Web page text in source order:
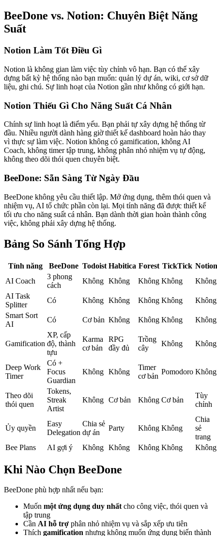
BeeDone vs. Notion: Chuyên Biệt Năng
Suất
Notion Làm Tốt Điều Gì
Notion là không gian làm việc tùy chỉnh vô hạn. Bạn có thể xây
dựng bất kỳ hệ thống nào bạn muốn: quản lý dự án, wiki, cơ sở dữ
liệu, ghi chú. Sự linh hoạt của Notion gần như không có giới hạn.
Notion Thiếu Gì Cho Năng Suất Cá Nhân
Chính sự linh hoạt là điểm yếu. Bạn phải tự xây dựng hệ thống từ
đầu. Nhiều người dành hàng giờ thiết kế dashboard hoàn hảo thay
vì thực sự làm việc. Notion không có gamification, không AI
Coach, không timer tập trung, không phân nhỏ nhiệm vụ tự động,
không theo dõi thói quen chuyên biệt.
BeeDone: Sẵn Sàng Từ Ngày Đầu
BeeDone không yêu cầu thiết lập. Mở ứng dụng, thêm thói quen và
nhiệm vụ, AI tổ chức phần còn lại. Mọi tính năng đã được thiết kế
tối ưu cho năng suất cá nhân. Bạn dành thời gian hoàn thành công
việc, không phải xây dựng hệ thống.
Bảng So Sánh Tổng Hợp
Tính năng BeeDone Todoist Habitica Forest TickTick Notion
AI Coach
3 phong
cách
Không Không Không Không
Không
AI Task
Splitter
Có Không Không Không Không
Không
Smart Sort
AI
Có Cơ bản Không Không Không Không
Gamification
XP, cấp
độ, thành
tựu
Karma
cơ bản
RPG
đầy đủ
Trồng
cây
Không Không
Deep Work
Timer
Có +
Focus
Guardian
Không Không
Timer
cơ bản
Pomodoro Không
Theo dõi
thói quen
Tokens,
Streak
Artist
Không Cơ bản Không Cơ bản
Tùy
chỉnh
Ủy quyền
Easy
Delegation
Chia sẻ
dự án
Party Không Không
Chia
sẻ
trang
Bee Plans
AI gợi ý Không Không Không Không Không
Khi Nào Chọn BeeDone
BeeDone phù hợp nhất nếu bạn:
Muốn một ứng dụng duy nhấtcho công việc, thói quen và
tập trung
Cần AI hỗ trợ phân nhỏ nhiệm vụ và sắp xếp ưu tiên
Thích gamification nhưng không muốn ứng dụng biến thành